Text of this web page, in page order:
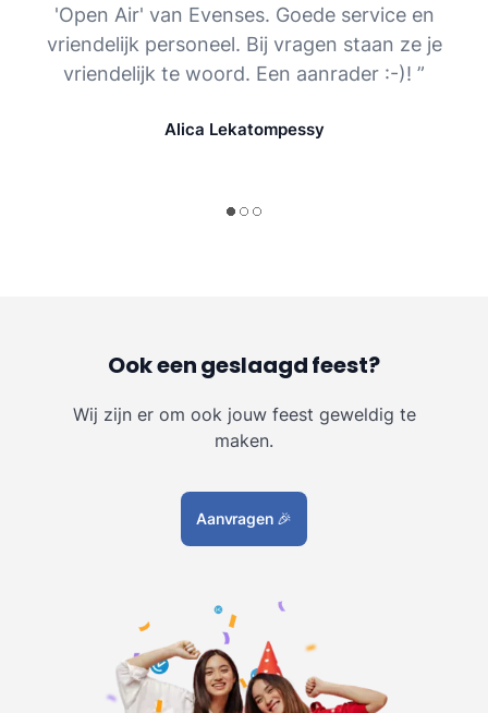
'Open Air' van Evenses. Goede service en
vriendelijk personeel. Bij vragen staan ze je
vriendelijk te woord. Een aanrader :-)! ”
Alica Lekatompessy
Ook een geslaagd feest?
Wij zijn er om ook jouw feest geweldig te
maken.
Aanvragen 🎉